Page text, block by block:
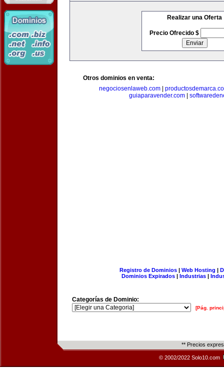
Realizar una Oferta
Precio Ofrecido $
Otros dominios en venta:
negociosenlaweb.com
guiaparavender.com|
Registro de Dominios| Web Hosting |
Dominios Expirados | Industrias |
Categorías de Dominio:
[Pág.
** Precios
© 2002/2022 Solo10.com